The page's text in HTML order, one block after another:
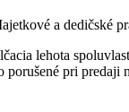
a dedičské
lehota
porušené pri predaji